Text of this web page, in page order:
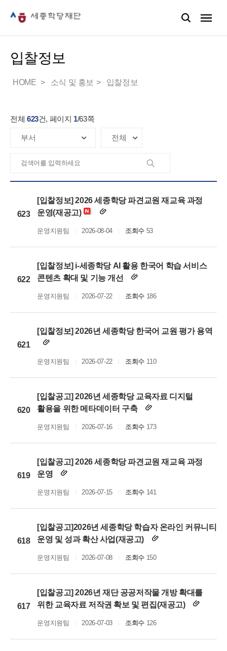
입찰정보
HOME 소식 및 홍보 입찰정보
전체 623건, 페이지 1/63쪽
623
[입찰정보] 2026 세종학당 파견교원 재교육 과정
운영(재공고)
운영지원팀 2026-08-04 조회수53
622
[입찰정보] i-세종학당 AI 활용 한국어 학습 서비스
콘텐츠 확대 및 기능 개선
운영지원팀 2026-07-22 조회수186
621
[입찰정보] 2026년 세종학당 한국어 교원 평가 용역
운영지원팀 2026-07-22 조회수110
620
[입찰공고] 2026년 세종학당 교육자료 디지털
활용을 위한 메타데이터 구축
운영지원팀 2026-07-16 조회수173
619
[입찰공고] 2026 세종학당 파견교원 재교육 과정
운영
운영지원팀 2026-07-15 조회수141
618
[입찰공고]2026년 세종학당 학습자 온라인 커뮤니티
운영 및 성과 확산 사업(재공고)
운영지원팀 2026-07-08 조회수150
617
[입찰공고] 2026년 재단 공공저작물 개방 확대를
위한 교육자료 저작권 확보 및 편집(재공고)
운영지원팀 2026-07-03 조회수126